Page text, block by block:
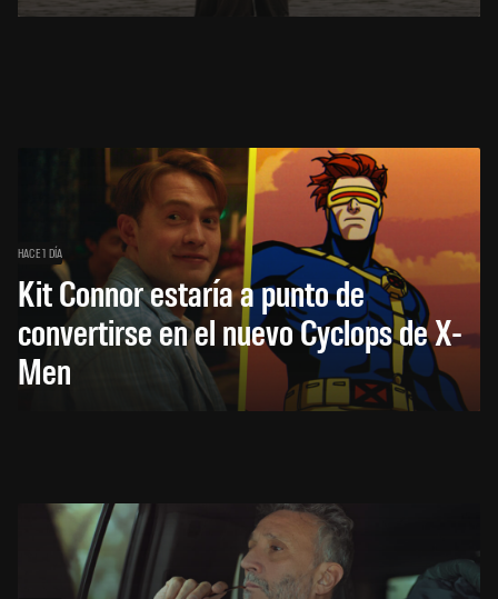
HACE 1 DÍA
Kit Connor estaría a punto de
convertirse en el nuevo Cyclops de X-
Men